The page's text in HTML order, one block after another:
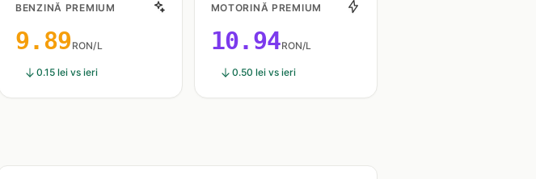
BENZINĂ PREMIUM
9.89RON/L
0.15 lei vs ieri
MOTORINĂ PREMIUM
10.94RON/L
0.50 lei vs ieri